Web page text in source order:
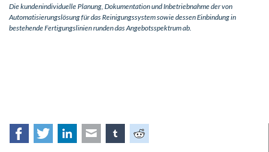
Die kundenindividuelle Planung, Dokumentation und Inbetriebnahme der von
Automatisierungslösung für das Reinigungssystem sowie dessen Einbindung in
bestehende Fertigungslinien runden das Angebotsspektrum ab.
Facebook
TwitterLinkedInE-mail tumblrReddit